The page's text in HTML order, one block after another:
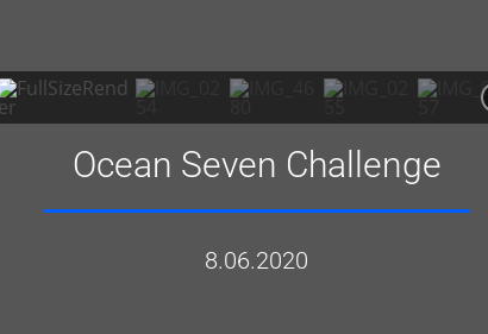
Ocean Seven Challenge
8.06.2020